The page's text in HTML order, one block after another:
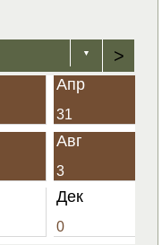
▼ >
Апр
31
Авг
3
Дек
0